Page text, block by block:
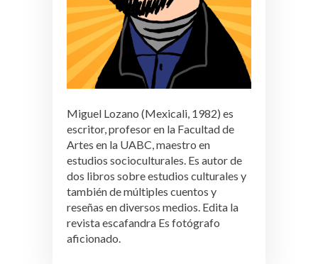
Miguel Lozano (Mexicali, 1982) es
escritor, profesor en la Facultad de
Artes en la UABC, maestro en
estudios socioculturales. Es autor de
dos libros sobre estudios culturales y
también de múltiples cuentos y
reseñas en diversos medios. Edita la
revista escafandra Es fotógrafo
aficionado.